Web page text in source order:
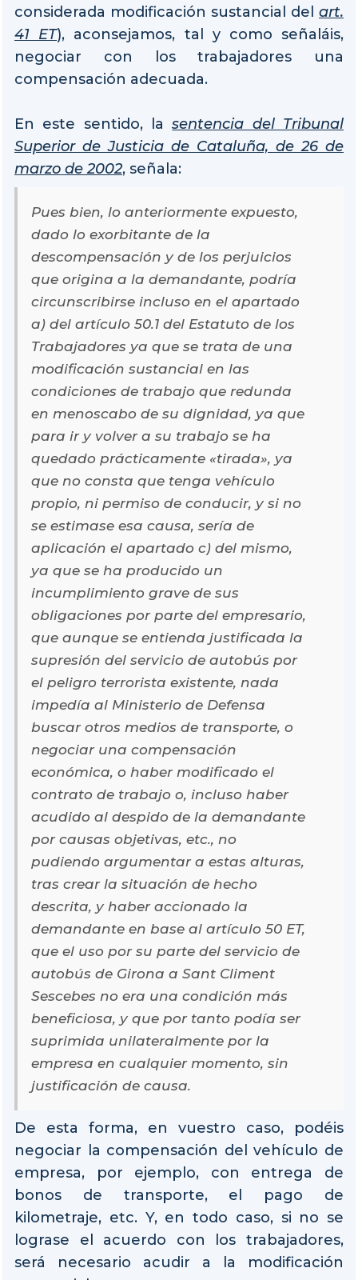
considerada modificación sustancial del art.
41 ET), aconsejamos, tal y como señaláis,
negociar con los trabajadores una
compensación adecuada.
En este sentido, lasentencia del Tribunal
Superior de Justicia de Cataluña, de 26 de
marzo de 2002, señala:
Pues bien, lo anteriormente expuesto,
dado lo exorbitante de la
descompensación y de los perjuicios
que origina a la demandante, podría
circunscribirse incluso en el apartado
a) del artículo 50.1 del Estatuto de los
Trabajadores ya que se trata de una
modificación sustancial en las
condiciones de trabajo que redunda
en menoscabo de su dignidad, ya que
para ir y volver a su trabajo se ha
quedado prácticamente «tirada», ya
que no consta que tenga vehículo
propio, ni permiso de conducir, y si no
se estimase esa causa, sería de
aplicación el apartado c) del mismo,
ya que se ha producido un
incumplimiento grave de sus
obligaciones por parte del empresario,
que aunque se entienda justificada la
supresión del servicio de autobús por
el peligro terrorista existente, nada
impedía al Ministerio de Defensa
buscar otros medios de transporte, o
negociar una compensación
económica, o haber modificado el
contrato de trabajo o, incluso haber
acudido al despido de la demandante
por causas objetivas, etc., no
pudiendo argumentar a estas alturas,
tras crear la situación de hecho
descrita, y haber accionado la
demandante en base al artículo 50 ET,
que el uso por su parte del servicio de
autobús de Girona a Sant Climent
Sescebes no era una condición más
beneficiosa, y que por tanto podía ser
suprimida unilateralmente por la
empresa en cualquier momento, sin
justificación de causa.
De esta forma, en vuestro caso, podéis
negociar la compensación del vehículo de
empresa, por ejemplo, con entrega de
bonos de transporte, el pago de
kilometraje, etc. Y, en todo caso, si no se
lograse el acuerdo con los trabajadores,
será necesario acudir a la modificación